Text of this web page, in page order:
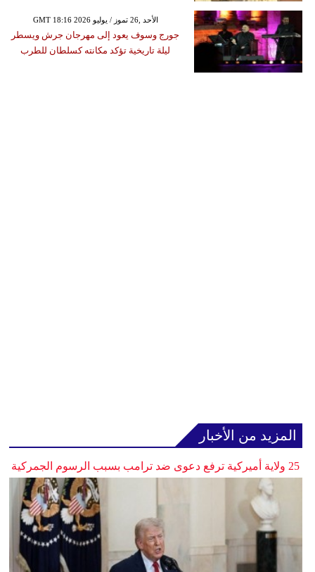
GMT 18:16 2026 الأحد ,26 تموز / يوليو
جورج وسوف يعود إلى مهرجان جرش ويسطر
ليلة تاريخية تؤكد مكانته كسلطان للطرب
المزيد من الأخبار
25 ولاية أميركية ترفع دعوى ضد ترامب بسبب الرسوم الجمركية